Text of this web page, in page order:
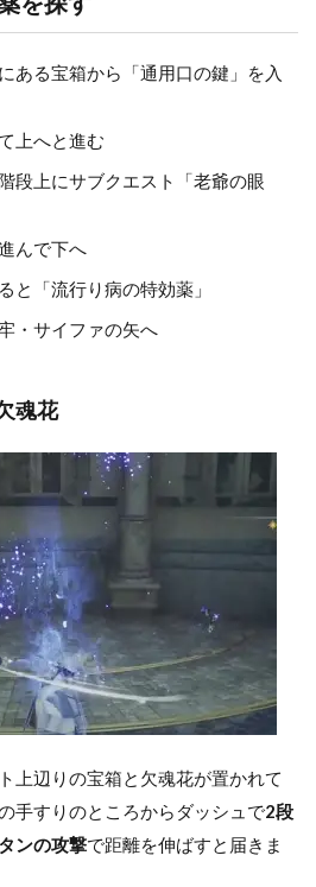
ある宝箱から「通用口の鍵」を入
上へと進む
段上にサブクエスト「老爺の眼
んで下へ
と「流行り病の特効薬」
・サイファの矢へ
魂花
上辺りの宝箱と欠魂花が置かれて
手すりのところからダッシュで2段
ンの攻撃で距離を伸ばすと届きま